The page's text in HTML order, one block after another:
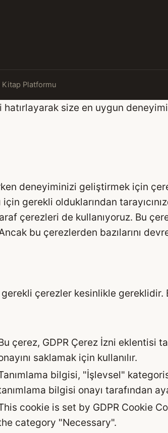
Platformu
size en uygun
deneyiminizi geliştirmek için
gerekli olduklarından
çerezleri de kullanıyoruz. Bu
bu çerezlerden bazılarını
gerekli çerezler kesinlikle
çerez, GDPR Çerez İzni eklentisi
saklamak için kullanılır.
bilgisi, "İşlevsel"
bilgisi onayı tarafından
cookie is set by GDPR Cookie
category "Necessary".